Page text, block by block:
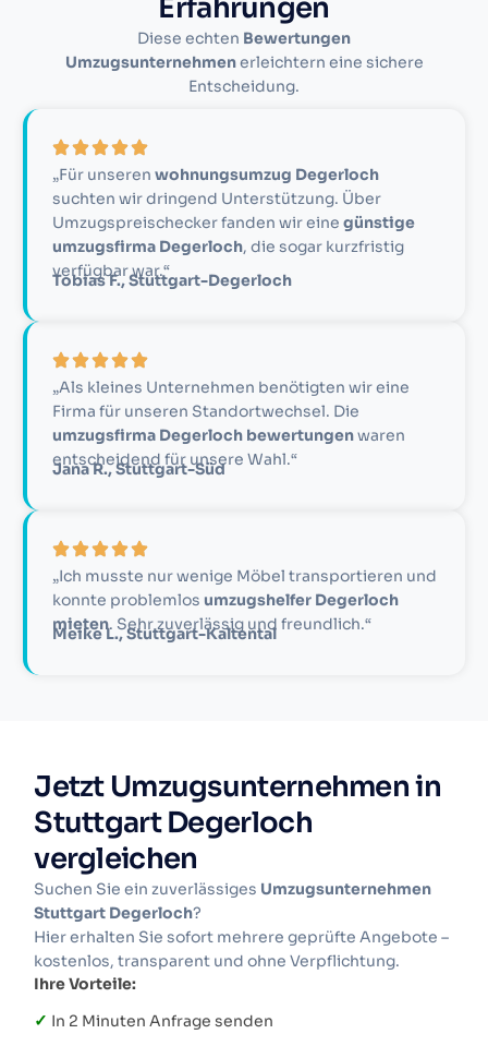
Erfahrungen
Diese echten Bewertungen
Umzugsunternehmenerleichtern eine sichere
Entscheidung.
„Für unserenwohnungsumzug Degerloch
suchten wir dringend Unterstützung. Über
Umzugspreischecker fanden wir einegünstige
umzugsfirma Degerloch, die sogar kurzfristig
verfügbar war.“
Tobias F., Stuttgart-Degerloch
„Als kleines Unternehmen benötigten wir eine
Firma für unseren Standortwechsel. Die
umzugsfirma Degerloch bewertungenwaren
entscheidend für unsere Wahl.“
Jana R., Stuttgart-Süd
„Ich musste nur wenige Möbel transportieren und
konnte problemlos umzugshelfer Degerloch
mieten. Sehr zuverlässig und freundlich.“
Meike L., Stuttgart-Kaltental
Jetzt Umzugsunternehmen in
Stuttgart Degerloch
vergleichen
Suchen Sie ein zuverlässiges Umzugsunternehmen
Stuttgart Degerloch?
Hier erhalten Sie sofort mehrere geprüfte Angebote –
kostenlos, transparent und ohne Verpflichtung.
Ihre Vorteile:
✓ In 2 Minuten Anfrage senden